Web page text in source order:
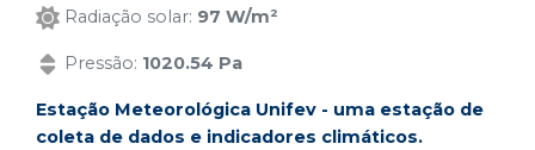
Radiação solar: 97 W/m²
Pressão: 1020.54 Pa
Estação Meteorológica Unifev - uma estação de
coleta de dados e indicadores climáticos.